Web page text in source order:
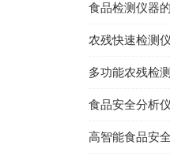
食品检测仪器
农残快速检测
多功能农残检
食品安全分析
高智能食品安